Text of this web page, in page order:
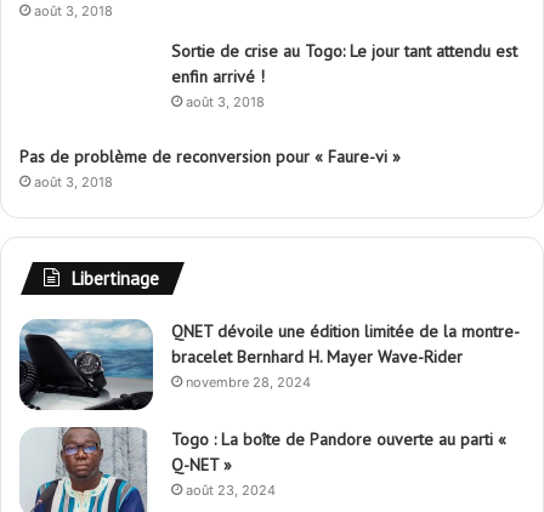
août 3, 2018
Sortie de crise au Togo: Le jour tant attendu est
enfin arrivé !
août 3, 2018
Pas de problème de reconversion pour « Faure-vi »
août 3, 2018
Libertinage
QNET dévoile une édition limitée de la montre-
bracelet Bernhard H. Mayer Wave-Rider
novembre 28, 2024
Togo : La boîte de Pandore ouverte au parti «
Q-NET »
août 23, 2024